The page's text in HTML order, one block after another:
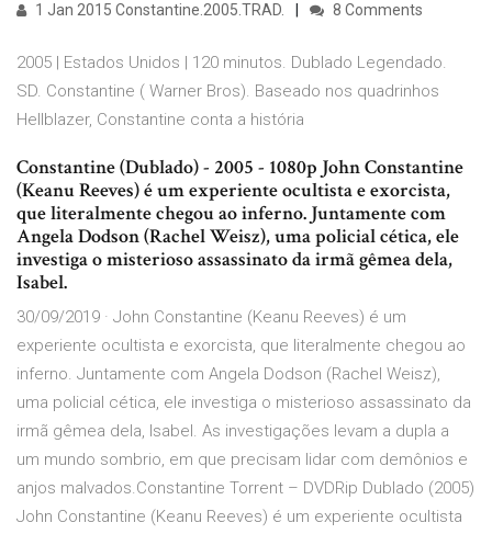
1 Jan 2015 Constantine.2005.TRAD. 8 Comments
2005 | Estados Unidos | 120 minutos. Dublado Legendado.
SD. Constantine ( Warner Bros). Baseado nos quadrinhos
Hellblazer, Constantine conta a história
Constantine (Dublado) - 2005 - 1080p John Constantine
(Keanu Reeves) é um experiente ocultista e exorcista,
que literalmente chegou ao inferno. Juntamente com
Angela Dodson (Rachel Weisz), uma policial cética, ele
investiga o misterioso assassinato da irmã gêmea dela,
Isabel.
30/09/2019 · John Constantine (Keanu Reeves) é um
experiente ocultista e exorcista, que literalmente chegou ao
inferno. Juntamente com Angela Dodson (Rachel Weisz),
uma policial cética, ele investiga o misterioso assassinato da
irmã gêmea dela, Isabel. As investigações levam a dupla a
um mundo sombrio, em que precisam lidar com demônios e
anjos malvados.Constantine Torrent – DVDRip Dublado (2005)
John Constantine (Keanu Reeves) é um experiente ocultista